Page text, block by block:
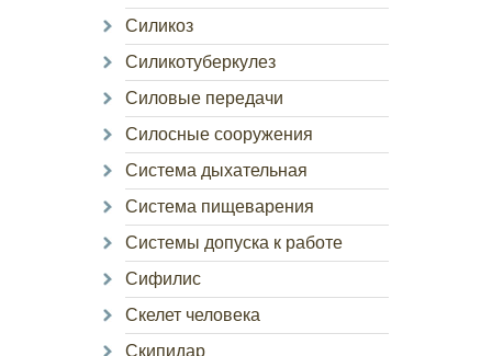
Силикоз
Силикотуберкулез
Силовые передачи
Силосные сооружения
Система дыхательная
Система пищеварения
Системы допуска к работе
Сифилис
Скелет человека
Скипидар